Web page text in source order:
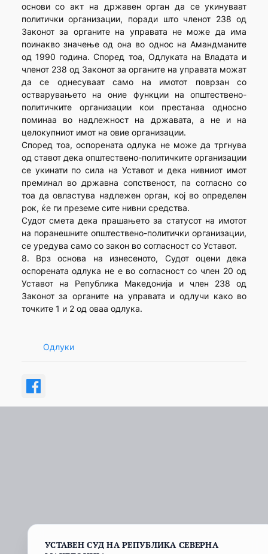
основи со акт на државен орган да се укинуваат
политички организации, поради што членот 238 од
Законот за органите на управата не може да има
поинакво значење од она во однос на Амандманите
од 1990 година. Според тоа, Одлуката на Владата и
членот 238 од Законот за органите на управата можат
да се однесуваат само на имотот поврзан со
остварувањето на оние функции на општествено-
политичките организации кои престанаа односно
поминаа во надлежност на државата, а не и на
целокупниот имот на овие организации.
Според тоа, оспорената одлука не може да тргнува
од ставот дека општествено-политичките организации
се укинати по сила на Уставот и дека нивниот имот
преминал во државна сопственост, па согласно со
тоа да овластува надлежен орган, кој во определен
рок, ќе ги преземе сите нивни средства.
Судот смета дека прашањето за статусот на имотот
на поранешните општествено-политички организации,
се уредува само со закон во согласност со Уставот.
8. Врз основа на изнесеното, Судот оцени дека
оспорената одлука не е во согласност со член 20 од
Уставот на Република Македонија и член 238 од
Законот за органите на управата и одлучи како во
точките 1 и 2 од оваа одлука.
Одлуки
УСТАВЕН СУД НА РЕПУБЛИКА СЕВЕРНА